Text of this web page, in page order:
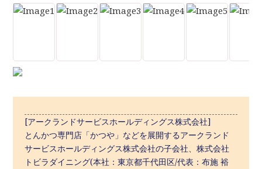
[アークランドサービスホールディングス株式会社]
とんかつ専門店「かつや」などを展開するアークランド
サービスホールディングス株式会社の子会社、株式会社
トビラダイニング(本社：東京都千代田区/代表：布施 裕